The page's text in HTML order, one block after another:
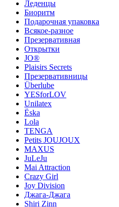
Леденцы
Биоритм
Подарочная упаковка
Всякое-разное
Презервативная
Открытки
JO®
Plaisirs Secrets
Презервативницы
Überlube
YESforLOV
Unilatex
Ёska
Lola
TENGA
Petits JOUJOUX
MAXUS
JuLeJu
Mai Attraction
Crazy Girl
Joy Division
Джага-Джага
Shiri Zinn